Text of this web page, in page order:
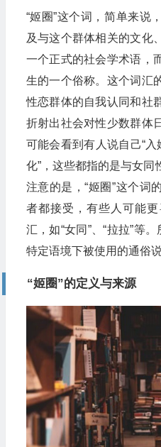
“姬圈”这个词，简单来说
及与这个群体相关的文化
一个正式的社会学术语，
生的一个俗称。这个词汇
性恋群体的自我认同和社
折射出社会对性少数群体
可能会看到有人说自己“入
化”，这些都指的是与女
注意的是，“姬圈”这个词
者都接受，有些人可能
汇，如“女同”、“拉拉”等
特定语境下被使用的通俗说
“姬圈”的定义与来源